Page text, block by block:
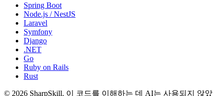
Spring Boot
Node.js / NestJS
Laravel
Symfony
Django
.NET
Go
Ruby on Rails
Rust
© 2026 SharpSkill. 이 코드를 이해하는 데 AI는 사용되지 않았